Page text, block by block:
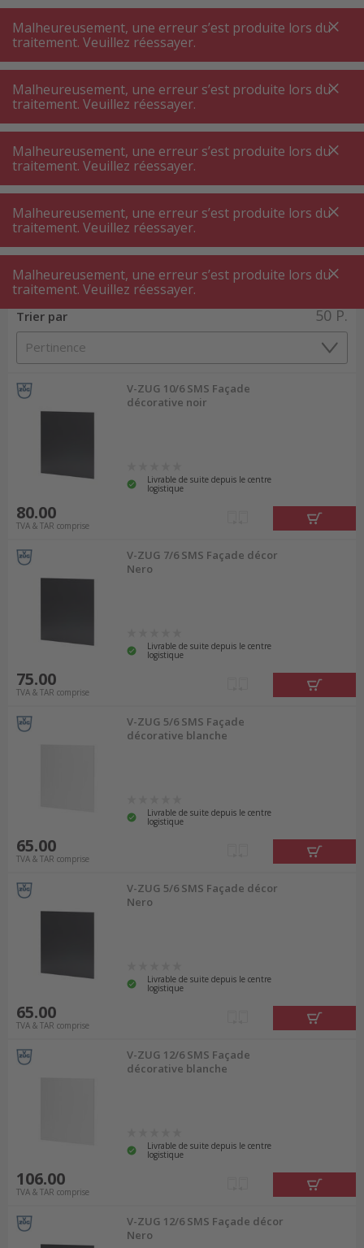
A +++
A+++
A +++
A+++
MyPost
MyPost
MENU RECHERCHE
Réfrigérateurs ⋅ congélateurs
Grille de ventilation ⋅ cadre déco ⋅ façades portes
Grille de ventilation ⋅ cadre déco ⋅
façades portes
Filtres de produits
50 P.
Trier par
V-ZUG 10/6 SMS Façade
décorative noir
Livrable de suite depuis le centre
logistique
80.00
TVA & TAR comprise
V-ZUG 7/6 SMS Façade décor
Nero
Livrable de suite depuis le centre
logistique
75.00
TVA & TAR comprise
V-ZUG 5/6 SMS Façade
décorative blanche
Livrable de suite depuis le centre
logistique
65.00
TVA & TAR comprise
V-ZUG 5/6 SMS Façade décor
Nero
Livrable de suite depuis le centre
logistique
65.00
TVA & TAR comprise
V-ZUG 12/6 SMS Façade
décorative blanche
Livrable de suite depuis le centre
logistique
106.00
TVA & TAR comprise
V-ZUG 12/6 SMS Façade décor
Nero
Malheureusement, une erreur s’est produite lors du
traitement. Veuillez réessayer.
Malheureusement, une erreur s’est produite lors du
traitement. Veuillez réessayer.
Malheureusement, une erreur s’est produite lors du
traitement. Veuillez réessayer.
Malheureusement, une erreur s’est produite lors du
traitement. Veuillez réessayer.
Malheureusement, une erreur s’est produite lors du
traitement. Veuillez réessayer.